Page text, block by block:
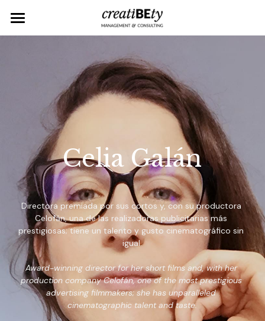
ARTISTS
ARTWORKS
ABOUT
CONTACT
Celia Galán
Directora premiada por sus cortos y, con su productora
Celofán, una de las realizadoras publicitarias más
prestigiosas; tiene un talento y gusto cinematográfico sin
igual.
Award-winning director for her short films and, with her
production company Celofán, one of the most prestigious
advertising filmmakers; she has unparalleled
cinematographic talent and taste.